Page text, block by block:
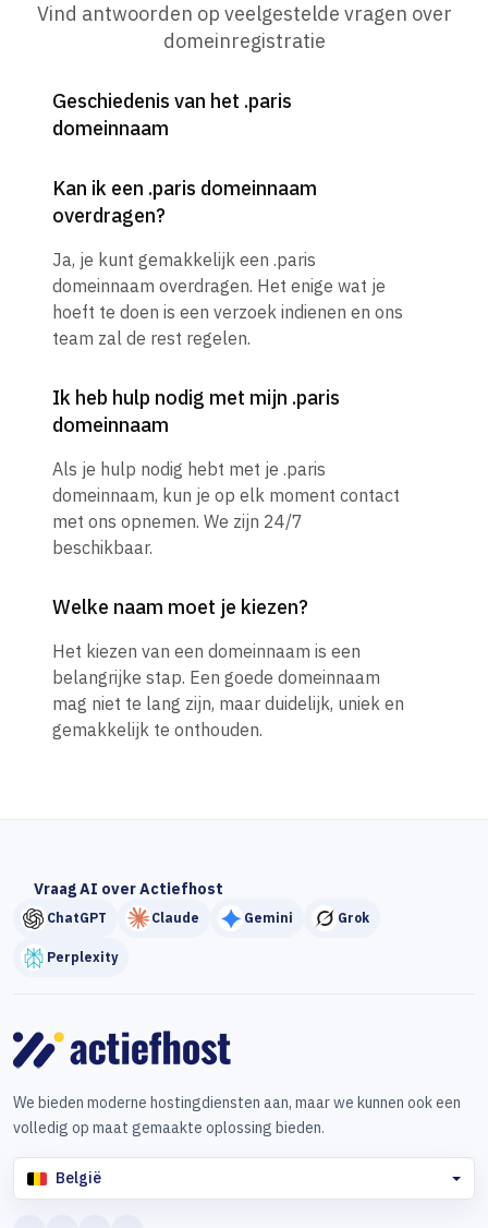
Vind antwoorden op veelgestelde vragen over
domeinregistratie
Geschiedenis van het .paris
domeinnaam
Kan ik een .paris domeinnaam
overdragen?
Ja, je kunt gemakkelijk een .paris
domeinnaam overdragen. Het enige wat je
hoeft te doen is een verzoek indienen en ons
team zal de rest regelen.
Ik heb hulp nodig met mijn .paris
domeinnaam
Als je hulp nodig hebt met je .paris
domeinnaam, kun je op elk moment contact
met ons opnemen. We zijn 24/7
beschikbaar.
Welke naam moet je kiezen?
Het kiezen van een domeinnaam is een
belangrijke stap. Een goede domeinnaam
mag niet te lang zijn, maar duidelijk, uniek en
gemakkelijk te onthouden.
Vraag AI over Actiefhost
ChatGPT Claude Gemini Grok
Perplexity
We bieden moderne hostingdiensten aan, maar we kunnen ook een
volledig op maat gemaakte oplossing bieden.
België